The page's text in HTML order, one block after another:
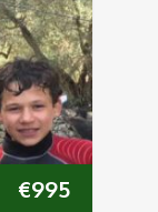
€995